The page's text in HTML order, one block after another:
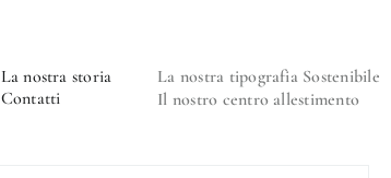
La nostra storia
Contatti
La nostra tipografia Sostenibile
Il nostro centro allestimento